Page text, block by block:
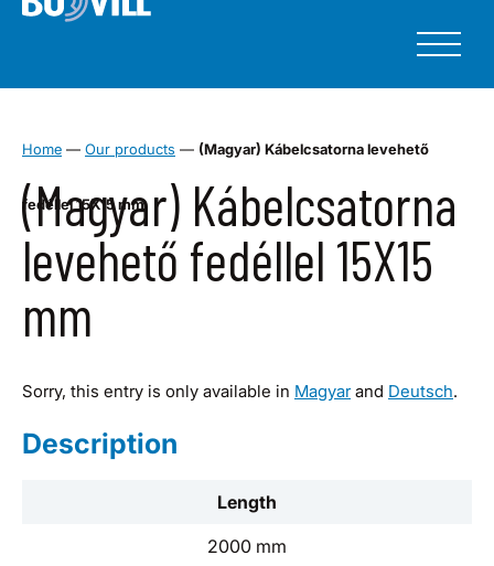
Home — Our products — (Magyar) Kábelcsatorna levehető
fedéllel 15X15 mm
(Magyar) Kábelcsatorna
levehető fedéllel 15X15
mm
Sorry, this entry is only available in Magyarand Deutsch.
Description
Length
2000 mm